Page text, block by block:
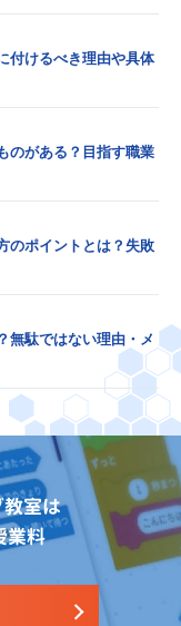
付けるべき理由や具体
のがある？目指す職業
のポイントとは？失敗
無駄ではない理由・メ
室は
業料